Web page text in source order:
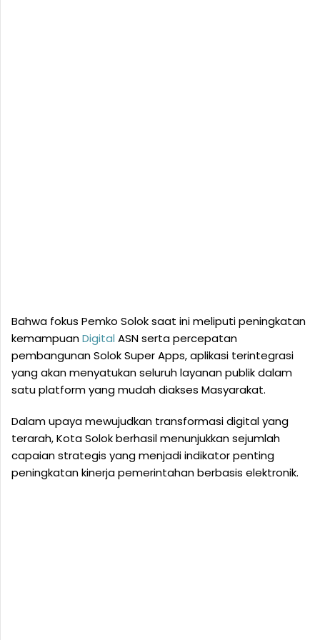
Bahwa fokus Pemko Solok saat ini meliputi peningkatan
kemampuanDigital ASN serta percepatan
pembangunan Solok Super Apps, aplikasi terintegrasi
yang akan menyatukan seluruh layanan publik dalam
satu platform yang mudah diakses Masyarakat.
Dalam upaya mewujudkan transformasi digital yang
terarah, Kota Solok berhasil menunjukkan sejumlah
capaian strategis yang menjadi indikator penting
peningkatan kinerja pemerintahan berbasis elektronik.